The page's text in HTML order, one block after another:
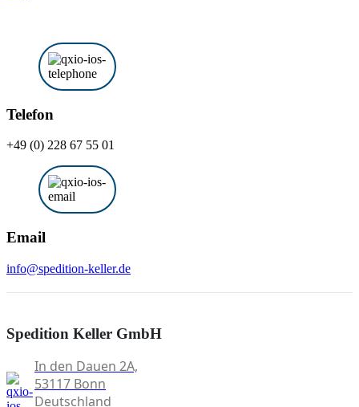
Telefon
+49 (0) 228 67 55 01
Email
info@spedition-keller.de
Spedition Keller GmbH
In den Dauen 2A,
53117 Bonn
Deutschland